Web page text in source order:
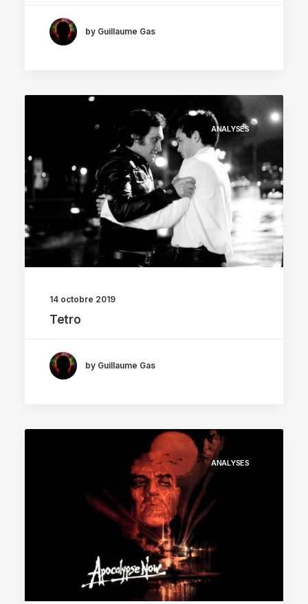
by Guillaume Gas
ANALYSES
14 octobre 2019
Tetro
by Guillaume Gas
ANALYSES